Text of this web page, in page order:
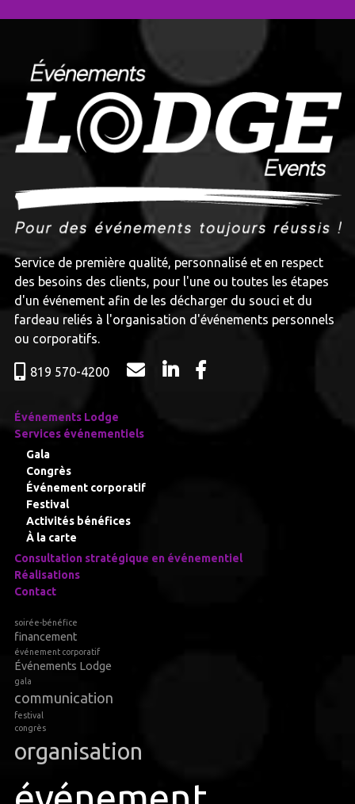
Service de première qualité, personnalisé et en respect
des besoins des clients, pour l'une ou toutes les étapes
d'un événement afin de les décharger du souci et du
fardeau reliés à l'organisation d'événements personnels
ou corporatifs.​
819 570-4200
Événements Lodge
Services événementiels
Gala
Congrès
Événement corporatif
Festival
Activités bénéfices
À la carte
Consultation stratégique en événementiel
Réalisations
Contact
soirée-bénéfice
financement
événement corporatif
Événements Lodge
gala
communication
festival
congrès
organisation